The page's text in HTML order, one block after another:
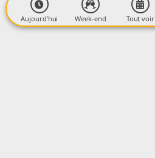
Aujourd’hui Week-end Tout voir